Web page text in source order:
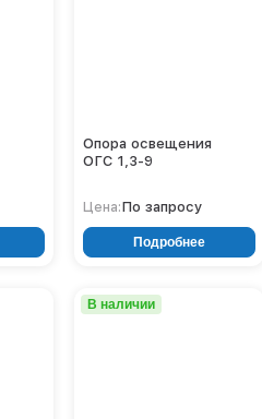
Опора освещения
ОГС 1,3-9
Цена:По запросу
Подробнее
В наличии